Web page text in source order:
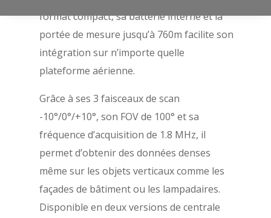
format compact, sa batterie interne et la
portée de mesure jusqu’à 760m facilite son
intégration sur n’importe quelle
plateforme aérienne.
Grâce à ses 3 faisceaux de scan
-10°/0°/+10°, son FOV de 100° et sa
fréquence d’acquisition de 1.8 MHz, il
permet d’obtenir des données denses
même sur les objets verticaux comme les
façades de bâtiment ou les lampadaires.
Disponible en deux versions de centrale